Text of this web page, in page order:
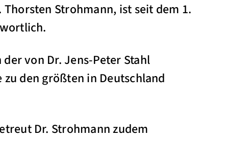
Strohmann, ist seit dem 1.
von Dr. Jens-Peter Stahl
den größten in Deutschland
Dr. Strohmann zudem